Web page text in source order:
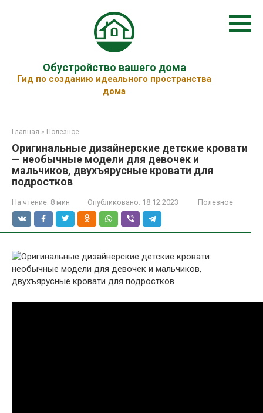
Обустройство вашего дома
Гид по созданию идеального пространства
дома
Главная » Полезное
Оригинальные дизайнерские детские кровати
— необычные модели для девочек и
мальчиков, двухъярусные кровати для
подростков
На чтение: 8 мин Опубликовано: 18.12.2023 Полезное